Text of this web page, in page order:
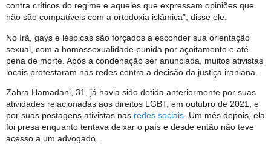
contra críticos do regime e aqueles que expressam opiniões que
não são compatíveis com a ortodoxia islâmica”, disse ele.
No Irã, gays e lésbicas são forçados a esconder sua orientação
sexual, com a homossexualidade punida por açoitamento e até
pena de morte. Após a condenação ser anunciada, muitos ativistas
locais protestaram nas redes contra a decisão da justiça iraniana.
Zahra Hamadani, 31, já havia sido detida anteriormente por suas
atividades relacionadas aos direitos LGBT, em outubro de 2021, e
por suas postagens ativistas nas redes sociais . Um mês depois, ela
foi presa enquanto tentava deixar o país e desde então não teve
acesso a um advogado.